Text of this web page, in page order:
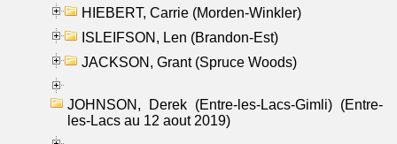
HIEBERT, Carrie (Morden-Winkler)
ISLEIFSON, Len (Brandon-Est)
JACKSON, Grant (Spruce Woods)
JOHNSON, Derek (Entre-les-Lacs-Gimli) (Entre-
les-Lacs au 12 aout 2019)